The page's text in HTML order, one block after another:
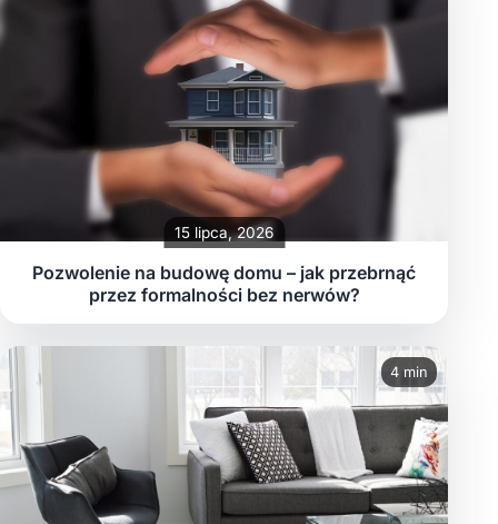
15 lipca, 2026
Pozwolenie na budowę domu – jak przebrnąć
przez formalności bez nerwów?
4 min